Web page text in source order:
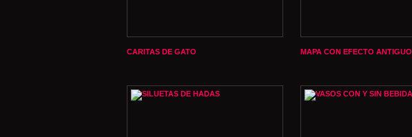
CARITAS DE GATO MAPA CON EFECTO ANTIGUO